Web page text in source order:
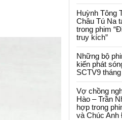
Huỳnh Tông
Châu Tú Na
trong phim
truy kích”
Những bộ
kiến phát
SCTV9
Vợ chồng
Hào – Trần
hợp trong
và Chúc Anh